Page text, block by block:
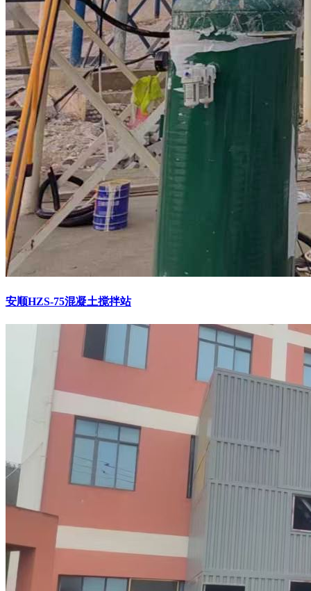
安顺HZS-75混凝土搅拌站